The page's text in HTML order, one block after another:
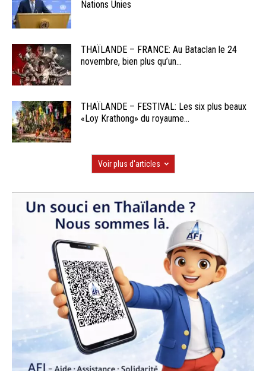
Nations Unies
THAÏLANDE – FRANCE: Au Bataclan le 24
novembre, bien plus qu’un...
THAÏLANDE – FESTIVAL: Les six plus beaux
«Loy Krathong» du royaume...
Voir plus d'articles